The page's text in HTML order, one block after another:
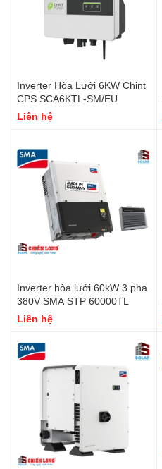
Inverter Hòa Lưới 6KW Chint
CPS SCA6KTL-SM/EU
Liên hệ
Inverter hòa lưới 60kW 3 pha
380V SMA STP 60000TL
Liên hệ